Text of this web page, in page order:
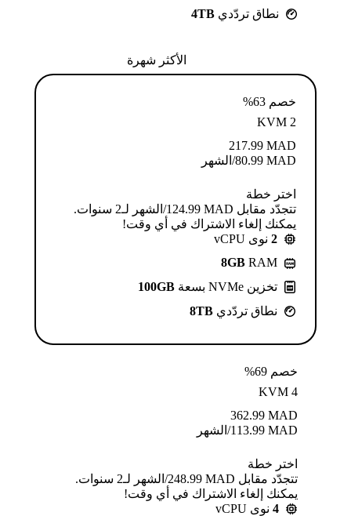
نطاق تردّدي 4TB
الأكثر شهرة
خصم 63%
KVM 2
MAD
217.99
MAD
80.99/الشهر
اختر خطة
تتجدّد مقابل MAD ⁦124.99⁩/الشهر لـ2 سنوات.
يمكنك إلغاء الاشتراك في أي وقت!
2 نوى vCPU
8GB RAM
تخزين NVMe بسعة
100GB
نطاق تردّدي 8TB
خصم 69%
KVM 4
MAD
362.99
MAD
113.99/الشهر
اختر خطة
تتجدّد مقابل MAD ⁦248.99⁩/الشهر لـ2 سنوات.
يمكنك إلغاء الاشتراك في أي وقت!
4 نوى vCPU